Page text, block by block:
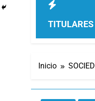
TITULARES
contra la Ley de
Inicio